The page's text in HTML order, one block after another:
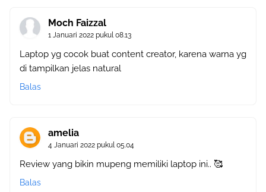
Moch Faizzal
1 Januari 2022 pukul 08.13
Laptop yg cocok buat content creator, karena warna yg
di tampilkan jelas natural
Balas
amelia
4 Januari 2022 pukul 05.04
Review yang bikin mupeng memiliki laptop ini.. 🥰
Balas